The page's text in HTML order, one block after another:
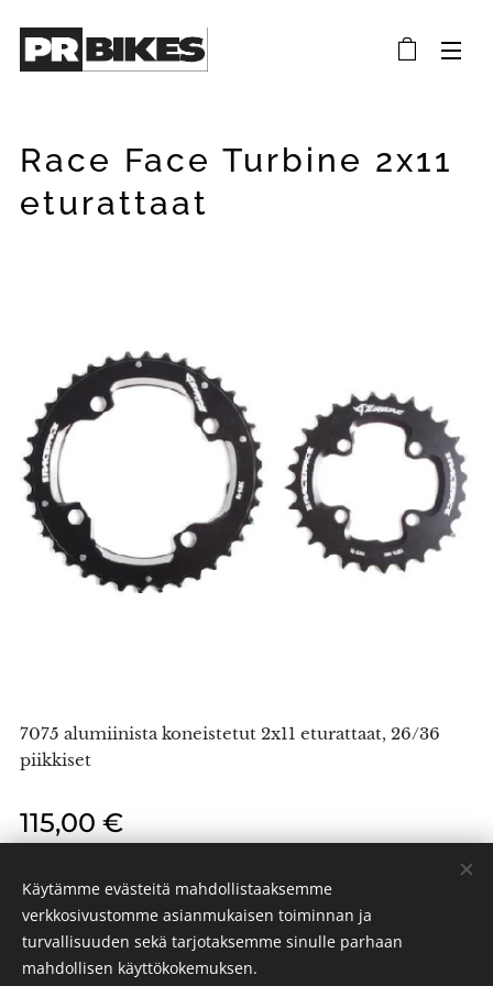
Race Face Turbine 2x11
eturattaat
7075 alumiinista koneistetut 2x11 eturattaat, 26/36
piikkiset
115,00 €
PR BIKES 2024 Evästeet
Käytämme evästeitä mahdollistaaksemme
verkkosivustomme asianmukaisen toiminnan ja
turvallisuuden sekä tarjotaksemme sinulle parhaan
mahdollisen käyttökokemuksen.